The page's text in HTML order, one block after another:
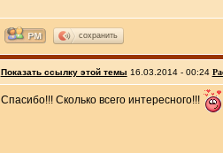
сохранить
Показать ссылку этой темы 16.03.2014 - 00:24
Спасибо!!! Сколько всего интересного!!!